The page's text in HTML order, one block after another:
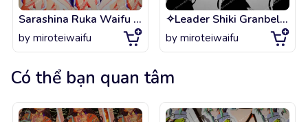
Sarashina Ruka Waifu - (Kanojo Okarishimasu)
by miroteiwaifu
✧Leader Shiki Granbell (Edens Zero Manga Anime)✧
by miroteiwaifu
Có thể bạn quan tâm